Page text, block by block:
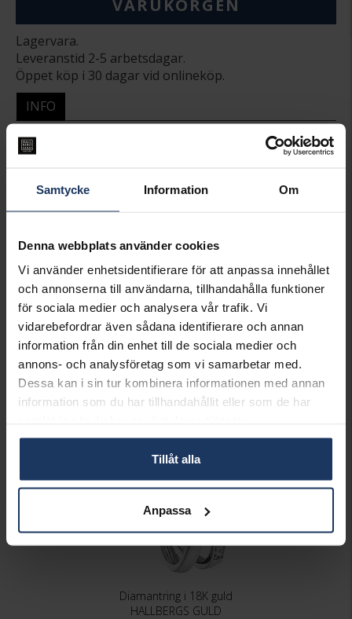
Samtycke Information Om
Denna webbplats använder cookies
Vi använder enhetsidentifierare för att anpassa innehållet
och annonserna till användarna, tillhandahålla funktioner
för sociala medier och analysera vår trafik. Vi
vidarebefordrar även sådana identifierare och annan
information från din enhet till de sociala medier och
annons- och analysföretag som vi samarbetar med.
Dessa kan i sin tur kombinera informationen med annan
information som du har tillhandahållit eller som de har
Tillåt alla
Anpassa
VARUKORGEN
Lagervara.
Leveranstid 2-5 arbetsdagar.
Öppet köp i 30 dagar vid onlineköp.
INFO
BREDD CA (MM)
HÖJD CA (MM)
MATERIAL
Guld
ANTAL DIAMANTER
DIAMANTSLIPNING
DIAMANTFÄRG
Wesselton (H)
DIAMANTKLARHET
SI
VIKT CA (GRAM)
2,22
TOTAL CARAT
0.070
Matchande produkter och andra varianter
Diamantring i 18K guld
HALLBERGS GULD